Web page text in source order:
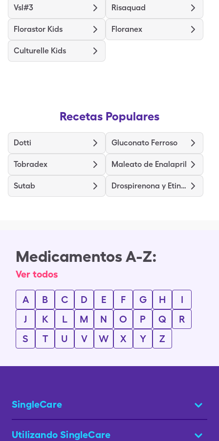
Vsl#3 Risaquad
Florastor Kids Floranex
Culturelle Kids
Recetas Populares
Dotti Gluconato Ferroso
Tobradex Maleato de Enalapril
Sutab Drospirenona y Etinilestradiol
Medicamentos A-Z:
Ver todos
A B C D E F G H
I
J
K L M N O P Q
R
S
T U V W X Y Z
SingleCare
Utilizando SingleCare